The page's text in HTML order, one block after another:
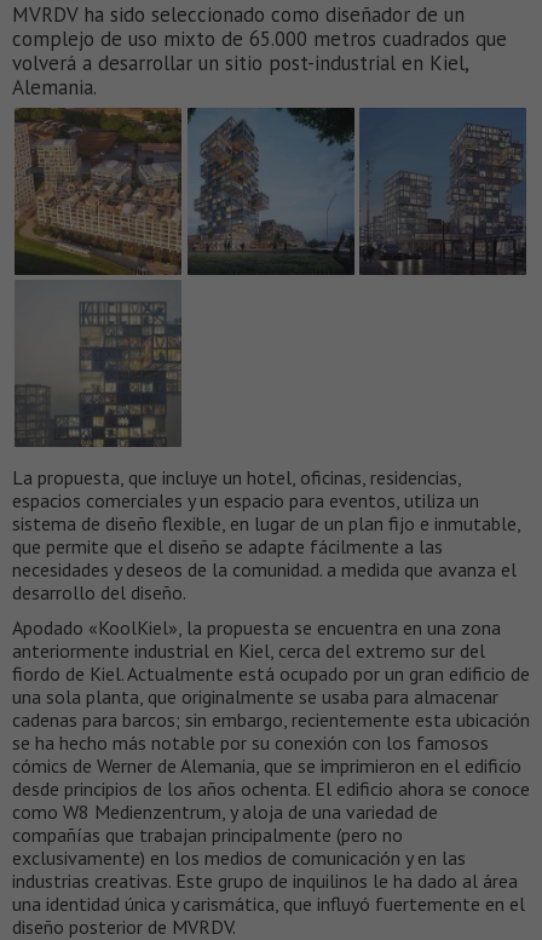
MVRDV ha sido seleccionado como diseñador de un
complejo de uso mixto de 65.000 metros cuadrados que
volverá a desarrollar un sitio post-industrial en Kiel,
Alemania.
La propuesta, que incluye un hotel, oficinas, residencias,
espacios comerciales y un espacio para eventos, utiliza un
sistema de diseño flexible, en lugar de un plan fijo e inmutable,
que permite que el diseño se adapte fácilmente a las
necesidades y deseos de la comunidad. a medida que avanza el
desarrollo del diseño.
Apodado «KoolKiel», la propuesta se encuentra en una zona
anteriormente industrial en Kiel, cerca del extremo sur del
fiordo de Kiel. Actualmente está ocupado por un gran edificio de
una sola planta, que originalmente se usaba para almacenar
cadenas para barcos; sin embargo, recientemente esta ubicación
se ha hecho más notable por su conexión con los famosos
cómics de Werner de Alemania, que se imprimieron en el edificio
desde principios de los años ochenta. El edificio ahora se conoce
como W8 Medienzentrum, y aloja de una variedad de
compañías que trabajan principalmente (pero no
exclusivamente) en los medios de comunicación y en las
industrias creativas. Este grupo de inquilinos le ha dado al área
una identidad única y carismática, que influyó fuertemente en el
diseño posterior de MVRDV.